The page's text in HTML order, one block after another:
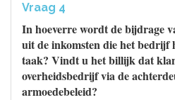
Vraag 4
In hoeverre wordt de bijdrage
uit de inkomsten die het bedrijf
taak? Vindt u het billijk dat
overheidsbedrijf via de
armoedebeleid?